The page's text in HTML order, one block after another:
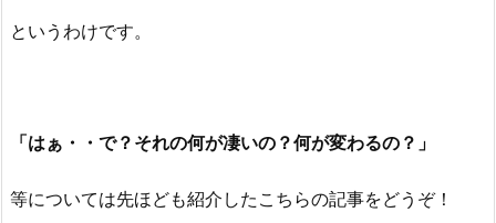
というわけです。
「はぁ・・で？それの何が凄いの？何が変わるの？」
等については先ほども紹介したこちらの記事をどうぞ！